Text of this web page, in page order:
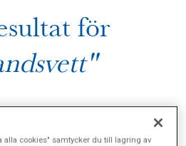
för
alla cookies" samtycker du till lagring av